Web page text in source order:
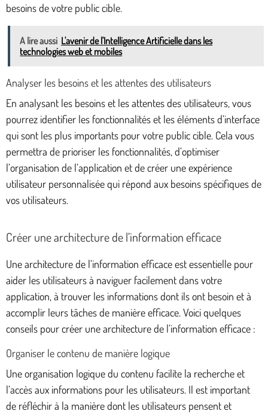
besoins de votre public cible.
A lire aussi L'avenir de l'Intelligence Artificielle dans les
technologies web et mobiles
Analyser les besoins et les attentes des utilisateurs
En analysant les besoins et les attentes des utilisateurs, vous
pourrez identifier les fonctionnalités et les éléments d’interface
qui sont les plus importants pour votre public cible. Cela vous
permettra de prioriser les fonctionnalités, d’optimiser
l’organisation de l’application et de créer une expérience
utilisateur personnalisée qui répond aux besoins spécifiques de
vos utilisateurs.
Créer une architecture de l’information efficace
Une architecture de l’information efficace est essentielle pour
aider les utilisateurs à naviguer facilement dans votre
application, à trouver les informations dont ils ont besoin et à
accomplir leurs tâches de manière efficace. Voici quelques
conseils pour créer une architecture de l’information efficace :
Organiser le contenu de manière logique
Une organisation logique du contenu facilite la recherche et
l’accès aux informations pour les utilisateurs. Il est important
de réfléchir à la manière dont les utilisateurs pensent et